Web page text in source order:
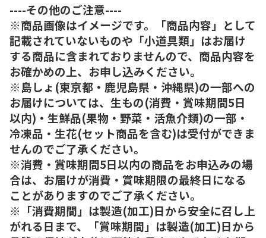
----その他のご注意----
※商品画像はイメージです。「商品内容」として
記載されていないものや「小道具類」はお届け
する商品に含まれておりませんので、商品内容を
お確かめの上、お申し込みください。
※島しょ(東京都・鹿児島県・沖縄県)の一部への
お届けについては、生もの(消費・賞味期間5日
以内)・生鮮品(果物・野菜・活魚介類)の一部・
冷凍品・生花(セット商品を含む)は受付ができま
せんのでご了承ください。
※消費・賞味期間5日以内の商品をお申込みの場
合は、お届けが消費・賞味期限の最終日になる
ことがありますのでご了承ください。
※「消費期間」は製造(加工)日から安全に召し上
がれる日まで、「賞味期間」は製造(加工)日から